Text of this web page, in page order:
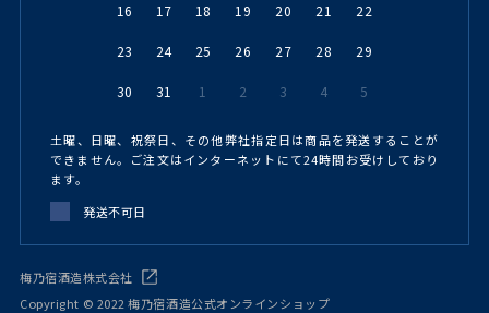
16 17 18 19 20 21 22
23 24 25 26 27 28 29
30 31 1 2 3 4 5
土曜、日曜、祝祭日、その他弊社指定日は商品を発送することが
できません。ご注文はインターネットにて24時間お受けしており
ます。
発送不可日
梅乃宿酒造株式会社
Copyright © 2022 梅乃宿酒造公式オンラインショップ